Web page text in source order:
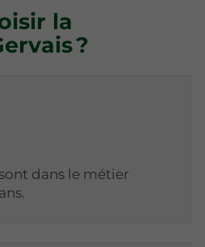
la
?
dans le métier